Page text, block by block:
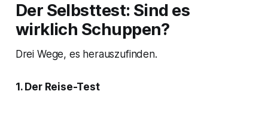
Der Selbsttest: Sind es
wirklich Schuppen?
Drei Wege, es herauszufinden.
1. Der Reise-Test